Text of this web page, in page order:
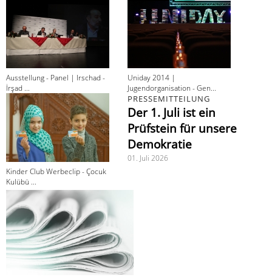
Ausstellung - Panel | Irschad -
İrşad ...
Uniday 2014 |
Jugendorganisation - Gen...
Kinder Club Werbeclip - Çocuk
Kulübü ...
PRESSEMITTEILUNG
Der 1. Juli ist ein
Prüfstein für unsere
Demokratie
01. Juli 2026